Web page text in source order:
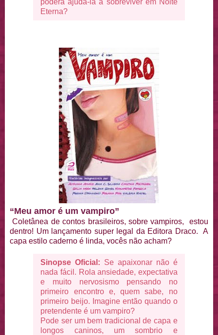
poderá ajudá-la a sobreviver em Noite
Eterna?
“Meu amor é um vampiro”
Coletânea de contos brasileiros, sobre vampiros, estou
dentro! Um lançamento super legal da Editora Draco. A
capa estilo caderno é linda, vocês não acham?
Sinopse Oficial: Se apaixonar não é
nada fácil. Rola ansiedade, expectativa
e muito nervosismo pensando no
primeiro encontro e, quem sabe, no
primeiro beijo. Imagine então quando o
pretendente é um vampiro?
Pode ser um bem tradicional de capa e
longos caninos, um sombrio e